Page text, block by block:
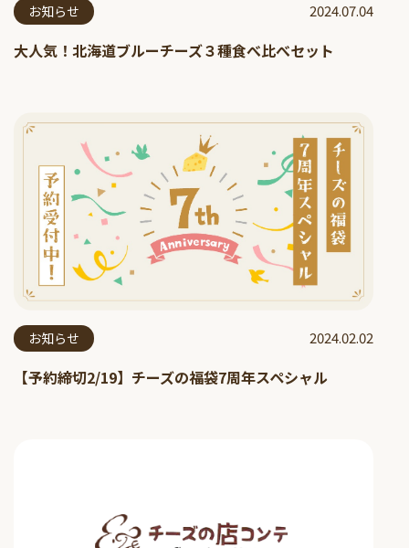
お知らせ 2024.07.04
大人気！北海道ブルーチーズ３種食べ比べセット
お知らせ 2024.02.02
【予約締切2/19】チーズの福袋7周年スペシャル